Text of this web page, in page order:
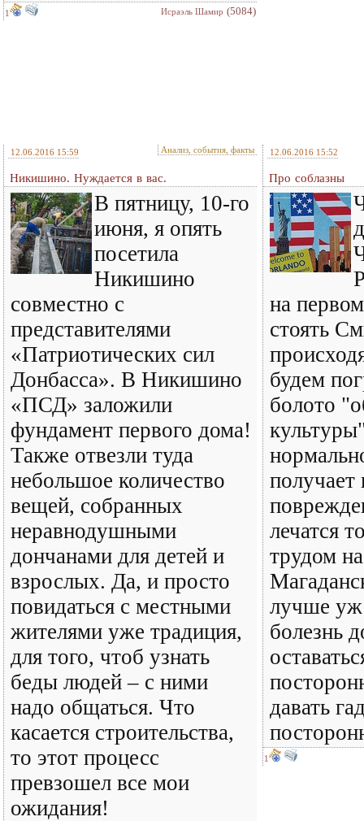
1 Исраэль Шамир (5084)
12.06.2016 15:59 Анализ, события, факты
Никишино. Нуждается в вас.
В пятницу, 10-го
июня, я опять
посетила
Никишино
совместно с
представителями
«Патриотических сил
Донбасса». В Никишино
«ПСД» заложили
фундамент первого дома!
Также отвезли туда
небольшое количество
вещей, собранных
неравнодушными
дончанами для детей и
взрослых. Да, и просто
повидаться с местными
жителями уже традиция,
для того, чтоб узнать
беды людей – с ними
надо общаться. Что
касается строительства,
то этот процесс
превзошел все мои
ожидания!
12.06.2016 15:52
Про соблазны
на
стоять
будем
болото
лечатся
трудом
лучше уж
болезнь
давать
1